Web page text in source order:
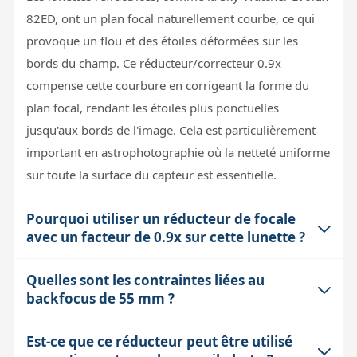
82ED, ont un plan focal naturellement courbe, ce qui
provoque un flou et des étoiles déformées sur les
bords du champ. Ce réducteur/correcteur 0.9x
compense cette courbure en corrigeant la forme du
plan focal, rendant les étoiles plus ponctuelles
jusqu'aux bords de l'image. Cela est particulièrement
important en astrophotographie où la netteté uniforme
sur toute la surface du capteur est essentielle.
Pourquoi utiliser un réducteur de focale
avec un facteur de 0.9x sur cette lunette ?
Le facteur 0.9x diminue la focale de la lunette, passant
de f/6.46 à environ f/5.82, ce qui augmente la
temps d'exposition en astrophotographie. En pratique,
Quelles sont les contraintes liées au
backfocus de 55 mm ?
Le backfocus est la distance précise entre la sortie du
Est-ce que ce réducteur peut être utilisé